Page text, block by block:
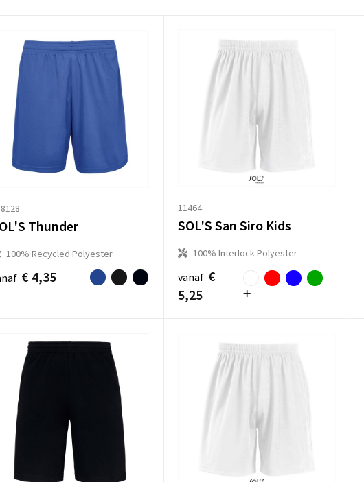
Thunder
100% Recycled Polyester
€ 4,35
11464
SOL'S San Siro Kids
100% Interlock Polyester
vanaf €
5,25